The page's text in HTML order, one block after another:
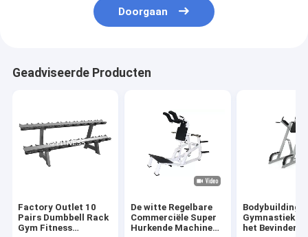
Doorgaan
Geadviseerde Producten
Factory Outlet 10
Pairs Dumbbell Rack
Gym Fitness
De witte Regelbare
Commerciële Super
Hurkende Machine
het